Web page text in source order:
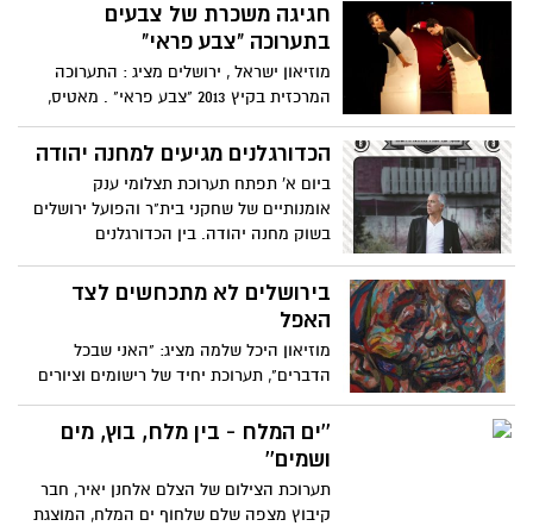
חגיגה משכרת של צבעים
בתערוכה "צבע פראי"
מוזיאון ישראל , ירושלים מציג : התערוכה
המרכזית בקיץ 2013 "צבע פראי" . מאטיס,
קנדינסקי ומהפכנים אחרים יצירות מופת
מאוסף ורנר וגבריאלה מרצבכר,מאוספי
הכדורגלנים מגיעים למחנה יהודה
ביום א' תפתח תערוכת תצלומי ענק
אומנותיים של שחקני בית"ר והפועל ירושלים
בשוק מחנה יהודה. בין הכדורגלנים
פרשן הספורט של רדיו ירושלים
בירושלים לא מתכחשים לצד
האפל
מוזיאון היכל שלמה מציג: "האני שבכל
הדברים", תערוכת יחיד של רישומים וציורים
של האמן הלל אלקיים. אוצרת: נורית סירקיס
בנק
''ים המלח - בין מלח, בוץ, מים
ושמים''
תערוכת הצילום של הצלם אלחנן יאיר, חבר
קיבוץ מצפה שלם שלחוף ים המלח, המוצגת